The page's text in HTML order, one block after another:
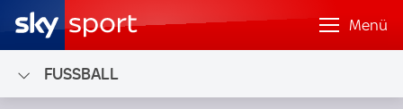
Menü
FUSSBALL